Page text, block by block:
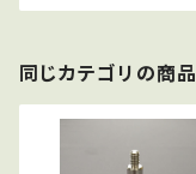
同じカテゴリの商品